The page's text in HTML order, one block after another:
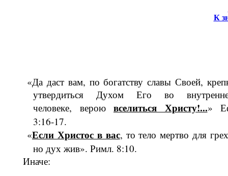
К
«Да даст вам, по богатству славы Своей,
утвердиться Духом Его во
человеке, верою вселиться Христу!...»
3:16-17.
«Если Христос в вас, то тело мертво для
но дух жив». Римл. 8:10.
Иначе: